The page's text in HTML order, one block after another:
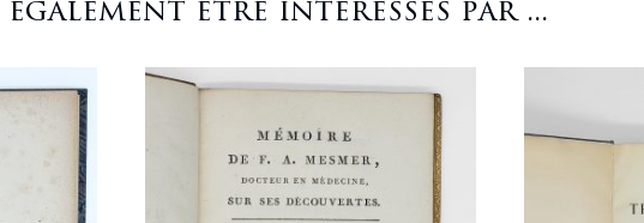
être intéressés par ...